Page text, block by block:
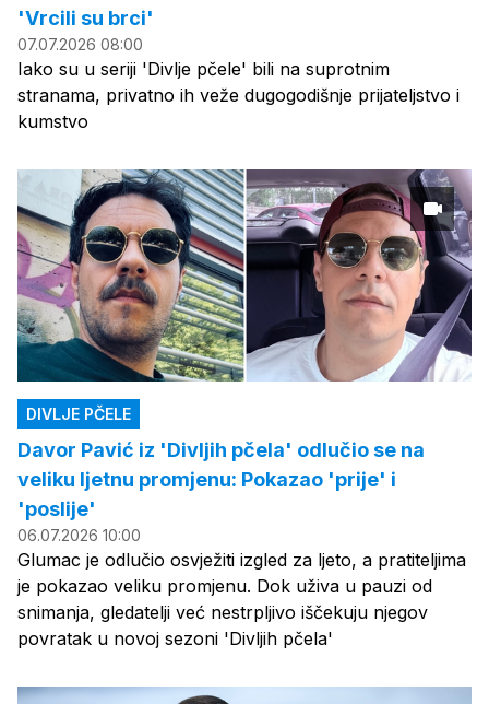
'Vrcili su brci'
07.07.2026 08:00
Iako su u seriji 'Divlje pčele' bili na suprotnim
stranama, privatno ih veže dugogodišnje prijateljstvo i
kumstvo
DIVLJE PČELE
Davor Pavić iz 'Divljih pčela' odlučio se na
veliku ljetnu promjenu: Pokazao 'prije' i
'poslije'
06.07.2026 10:00
Glumac je odlučio osvježiti izgled za ljeto, a pratiteljima
je pokazao veliku promjenu. Dok uživa u pauzi od
snimanja, gledatelji već nestrpljivo iščekuju njegov
povratak u novoj sezoni 'Divljih pčela'